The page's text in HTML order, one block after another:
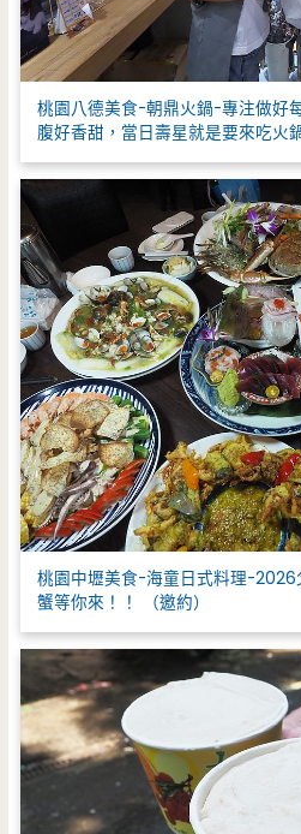
桃園八德美食-朝鼎火鍋-專注做好
腹好香甜，當日壽星就是要來吃火
桃園中壢美食-海童日式料理-2026
蟹等你來！！ （邀約）